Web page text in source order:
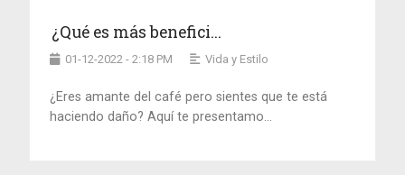
¿Qué es más benefici...
01-12-2022 - 2:18 PM Vida y Estilo
¿Eres amante del café pero sientes que te está
haciendo daño? Aquí te presentamo...